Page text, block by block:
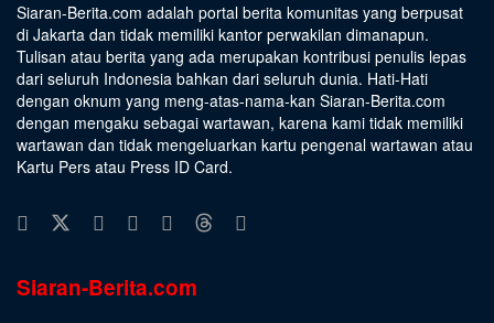
Siaran-Berita.com adalah portal berita komunitas yang berpusat
di Jakarta dan tidak memiliki kantor perwakilan dimanapun.
Tulisan atau berita yang ada merupakan kontribusi penulis lepas
dari seluruh Indonesia bahkan dari seluruh dunia. Hati-Hati
dengan oknum yang meng-atas-nama-kan Siaran-Berita.com
dengan mengaku sebagai wartawan, karena kami tidak memiliki
wartawan dan tidak mengeluarkan kartu pengenal wartawan atau
Kartu Pers atau Press ID Card.
Siaran-Berita.com